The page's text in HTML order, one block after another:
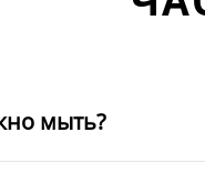
мыть?